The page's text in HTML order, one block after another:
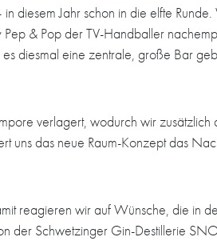
Jahr schon in die elfte
& Pop der TV-Handballer
diesmal eine zentrale, große Bar
verlagert, wodurch wir zusätzlich
uns das neue Raum-Konzept das
reagieren wir auf Wünsche, die in
der Schwetzinger Gin-Destillerie